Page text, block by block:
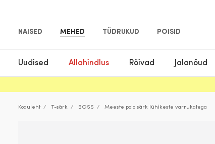
NAISED MEHED TÜDRUKUD POISID
Uudised Allahindlus Rõivad Jalanõud
Koduleht T-särk BOSS Meeste polo särk lühikeste varrukatega